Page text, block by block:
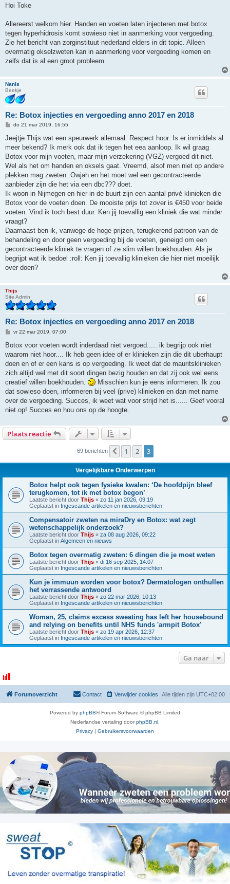
r
h
Hoi Toke
Allereerst welkom hier. Handen en voeten laten injecteren met botox
tegen hyperhidrosis komt sowieso niet in aanmerking voor vergoeding.
Zie het bericht van zorginstituut nederland elders in dit topic. Alleen
overmatig okselzweten kan in aanmerking voor vergoeding komen en
zelfs dat is al een groot probleem.
Nanis
Beekje
Re: Botox injecties en vergoeding anno 2017 en 2018
B
r
c
h
do 21 mar 2019, 16:55
Jeejtje Thijs wat een speurwerk allemaal. Respect hoor. Is er inmiddels al
meer bekend? Ik merk ook dat ik tegen het eea aanloop. Ik wil graag
Botox voor mijn voeten, maar mijn verzekering (VGZ) vergoed dit niet.
Wel als het om handen en oksels gaat. Vreemd, alsof men niet op andere
plekken mag zweten. Owjah en het moet wel een gecontracteerde
aanbieder zijn die het via een dbc??? doet.
Ik woon in Nijmegen en hier in de buurt zijn een aantal privé klinieken die
Botox voor de voeten doen. De mooiste prijs tot zover is €450 voor beide
voeten. Vind ik toch best duur. Ken jij toevallig een kliniek die wat minder
vraagt?
Daarnaast ben ik, vanwege de hoge prijzen, terugkerend patroon van de
behandeling en door geen vergoeding bij de voeten, geneigd om een
gecontracteerde kliniek te vragen of ze slim willen boekhouden. Als je
begrijpt wat ik bedoel :roll: Ken jij toevallig klinieken die hier niet moeilijk
over doen?
Thijs
Site Admin
Re: Botox injecties en vergoeding anno 2017 en 2018
B
r
c
h
vr 22 mar 2019, 07:00
Botox voor voeten wordt inderdaad niet vergoed..... ik begrijp ook niet
waarom niet hoor.... Ik heb geen idee of er klinieken zijn die dit uberhaupt
doen en of er een kans is op vergoeding. Ik weet dat de mauritsklinieken
zich altijd wel met dit soort dingen bezig houden en dat zij ook wel eens
creatief willen boekhouden.
Misschien kun je eens informeren. Ik zou
dat sowieso doen, informeren bij veel (prive) klinieken en dan met name
over de vergoeding. Succes, ik weet wat voor strijd het is...... Geef vooral
niet op! Succes en hou ons op de hoogte.
Plaats reactie
69 berichten Vorige
1 2 3
Vergelijkbare Onderwerpen
Botox helpt ook tegen fysieke kwalen: ‘De hoofdpijn bleef
terugkomen, tot ik met botox begon’
Laatste bericht door Thijs « zo 11 jan 2026, 09:19
Geplaatst in Ingescande artikelen en nieuwsberichten
Compensatoir zweten na miraDry en Botox: wat zegt
wetenschappelijk onderzoek?
Laatste bericht door Thijs « za 08 aug 2026, 09:22
Geplaatst in Algemeen en nieuws
Botox tegen overmatig zweten: 6 dingen die je moet weten
Laatste bericht door Thijs « di 16 sep 2025, 14:07
Geplaatst in Ingescande artikelen en nieuwsberichten
Kun je immuun worden voor botox? Dermatologen onthullen
het verrassende antwoord
Laatste bericht door Thijs « zo 22 mar 2026, 10:13
Geplaatst in Ingescande artikelen en nieuwsberichten
Woman, 25, claims excess sweating has left her housebound
and relying on benefits until NHS funds 'armpit Botox'
Laatste bericht door Thijs « zo 19 apr 2026, 12:37
Geplaatst in Ingescande artikelen en nieuwsberichten
Ga naar
Forumoverzicht Alle tijden zijn UTC+02:00
Verwijder cookies
Contact
Powered by phpBB® Forum Software © phpBB Limited
Nederlandse vertaling doorphpBB.nl
Privacy | Gebruikersvoorwaarden